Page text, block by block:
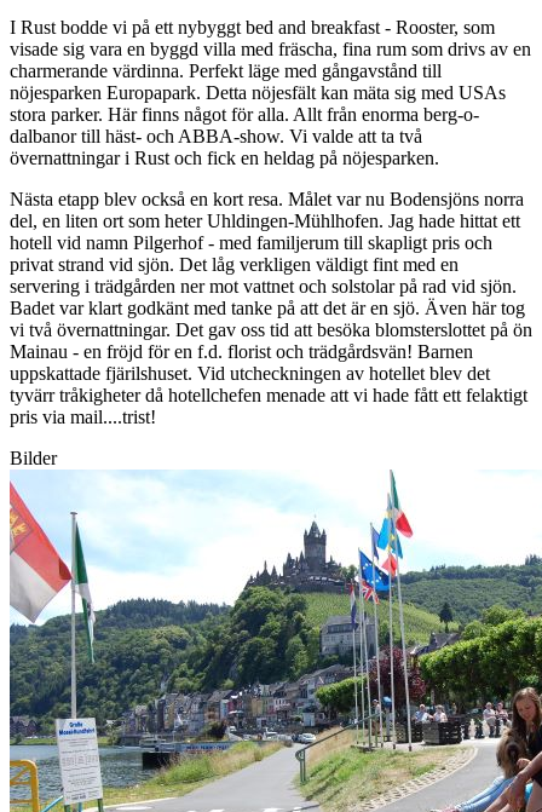
I Rust bodde vi på ett nybyggt bed and breakfast - Rooster, som
visade sig vara en byggd villa med fräscha, fina rum som drivs av en
charmerande värdinna. Perfekt läge med gångavstånd till
nöjesparken Europapark. Detta nöjesfält kan mäta sig med USAs
stora parker. Här finns något för alla. Allt från enorma berg-o-
dalbanor till häst- och ABBA-show. Vi valde att ta två
övernattningar i Rust och fick en heldag på nöjesparken.
Nästa etapp blev också en kort resa. Målet var nu Bodensjöns norra
del, en liten ort som heter Uhldingen-Mühlhofen. Jag hade hittat ett
hotell vid namn Pilgerhof - med familjerum till skapligt pris och
privat strand vid sjön. Det låg verkligen väldigt fint med en
servering i trädgården ner mot vattnet och solstolar på rad vid sjön.
Badet var klart godkänt med tanke på att det är en sjö. Även här tog
vi två övernattningar. Det gav oss tid att besöka blomsterslottet på ön
Mainau - en fröjd för en f.d. florist och trädgårdsvän! Barnen
uppskattade fjärilshuset. Vid utcheckningen av hotellet blev det
tyvärr tråkigheter då hotellchefen menade att vi hade fått ett felaktigt
pris via mail....trist!
Bilder